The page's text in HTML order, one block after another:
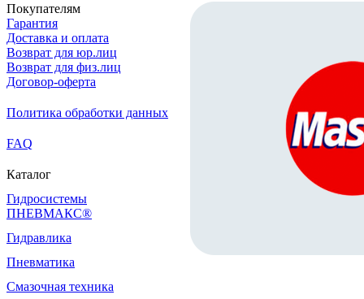
Покупателям
Гарантия
Доставка и оплата
Возврат для юр.лиц
Возврат для физ.лиц
Договор-оферта
Политика обработки данных
FAQ
Каталог
Гидросистемы
ПНЕВМАКС®
Гидравлика
Пневматика
Смазочная техника